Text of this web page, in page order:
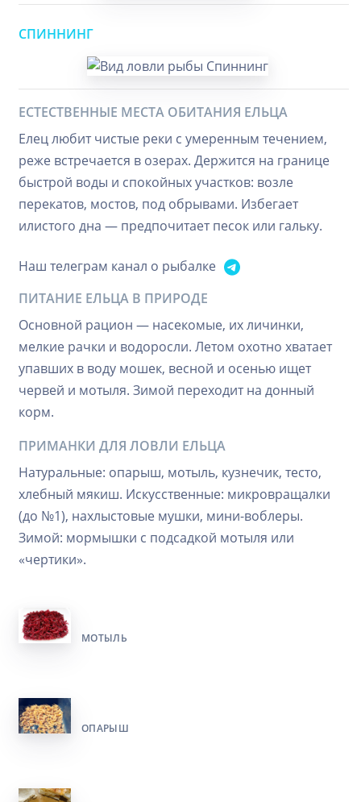
СПИННИНГ
ЕСТЕСТВЕННЫЕ МЕСТА ОБИТАНИЯ ЕЛЬЦА
Елец любит чистые реки с умеренным течением,
реже встречается в озерах. Держится на границе
быстрой воды и спокойных участков: возле
перекатов, мостов, под обрывами. Избегает
илистого дна — предпочитает песок или гальку.
Наш телеграм канал о рыбалке
ПИТАНИЕ ЕЛЬЦА В ПРИРОДЕ
Основной рацион — насекомые, их личинки,
мелкие рачки и водоросли. Летом охотно хватает
упавших в воду мошек, весной и осенью ищет
червей и мотыля. Зимой переходит на донный
корм.
ПРИМАНКИ ДЛЯ ЛОВЛИ ЕЛЬЦА
Натуральные: опарыш, мотыль, кузнечик, тесто,
хлебный мякиш. Искусственные: микровращалки
(до №1), нахлыстовые мушки, мини-воблеры.
Зимой: мормышки с подсадкой мотыля или
«чертики».
МОТЫЛЬ
ОПАРЫШ